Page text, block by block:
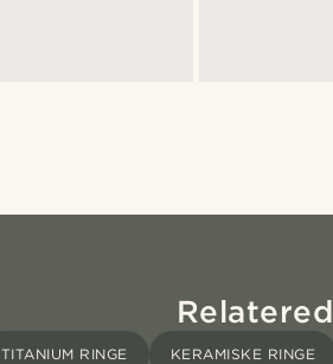
TITANIUM RINGE KERAMISKE RINGE